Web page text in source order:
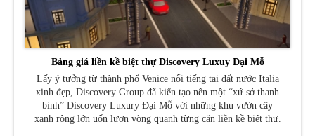
Bảng giá liền kề biệt thự Discovery Luxuy Đại Mỗ
Lấy ý tưởng từ thành phố Venice nổi tiếng tại đất nước Italia
xinh đẹp, Discovery Group đã kiến tạo nên một “xứ sở thanh
bình” Discovery Luxury Đại Mỗ với những khu vườn cây
xanh rộng lớn uốn lượn vòng quanh từng căn liền kề biệt thự.